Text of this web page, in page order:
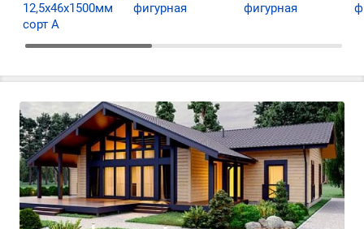
12,5х46х1500мм
сорт А
фигурная
фигурная